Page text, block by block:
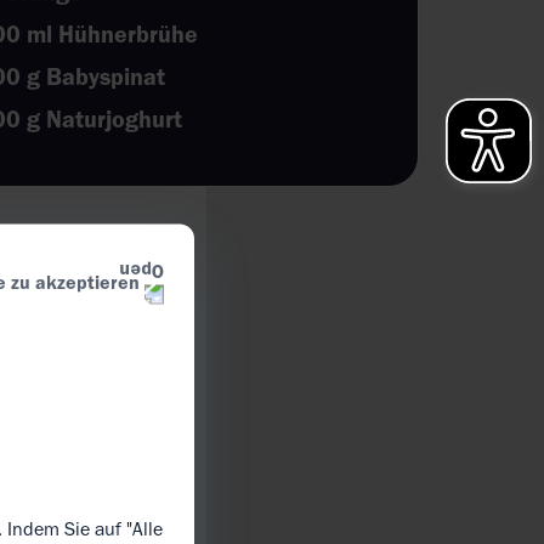
Indem Sie auf "Alle
zu akzeptieren
ml Hühnerbrühe
g Babyspinat
g Naturjoghurt